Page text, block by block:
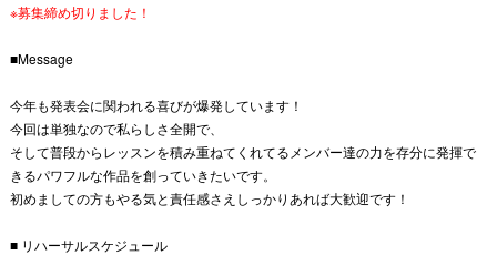
※募集締め切りました！
■Message
今年も発表会に関われる喜びが爆発しています！
今回は単独なので私らしさ全開で、
そして普段からレッスンを積み重ねてくれてるメンバー達の力を存分に発揮で
きるパワフルな作品を創っていきたいです。
初めましての方もやる気と責任感さえしっかりあれば大歓迎です！
■ リハーサルスケジュール